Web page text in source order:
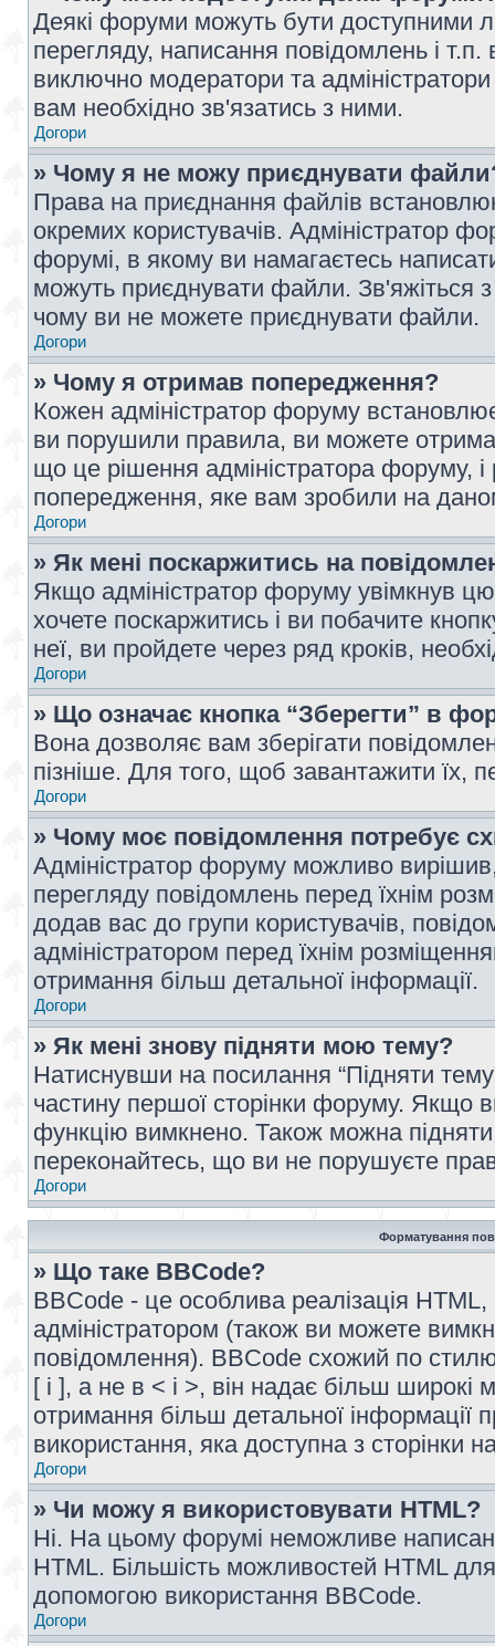
Деякі форуми можуть бути доступними
перегляду, написання повідомлень і
виключно модератори та
вам необхідно зв'язатись з ними.
Догори
» Чому я не можу приєднувати
Права на приєднання файлів
окремих користувачів. Адміністратор
форумі, в якому ви намагаєтесь
можуть приєднувати файли. Зв'яжіться
чому ви не можете приєднувати файли.
Догори
» Чому я отримав попередження?
Кожен адміністратор форуму
ви порушили правила, ви можете
що це рішення адміністратора форуму,
попередження, яке вам зробили на
Догори
» Як мені поскаржитись на
Якщо адміністратор форуму увімкнув
хочете поскаржитись і ви побачите
неї, ви пройдете через ряд кроків,
Догори
» Що означає кнопка “Зберегти” в
Вона дозволяє вам зберігати
пізніше. Для того, щоб завантажити їх,
Догори
» Чому моє повідомлення потребує
Адміністратор форуму можливо
перегляду повідомлень перед їхнім
додав вас до групи користувачів,
адміністратором перед їхнім
отримання більш детальної інформації.
Догори
» Як мені знову підняти мою тему?
Натиснувши на посилання “Підняти
частину першої сторінки форуму. Якщо
функцію вимкнено. Також можна
переконайтесь, що ви не порушуєте
Догори
Форматування
» Що таке BBCode?
BBCode - це особлива реалізація
адміністратором (також ви можете
повідомлення). BBCode схожий по
[ і ], а не в < і >, він надає більш
отримання більш детальної інформації
використання, яка доступна з сторінки
Догори
» Чи можу я використовувати HTML?
Ні. На цьому форумі неможливе
HTML. Більшість можливостей HTML
допомогою використання BBCode.
Догори